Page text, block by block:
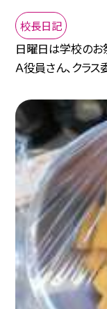
校長日記
日曜日は学校のお
Ａ役員さん、クラス